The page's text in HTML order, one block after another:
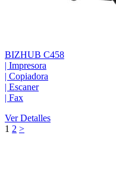
BIZHUB C458
| Impresora
| Copiadora
| Escaner
| Fax
Ver Detalles
1 2 >